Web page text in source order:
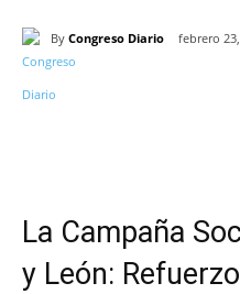
By Congreso Diario febrero
La Campaña
y León: